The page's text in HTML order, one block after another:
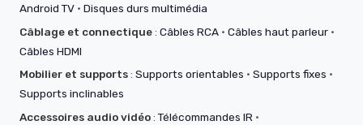
Android TV · Disques durs multimédia
Câblage et connectique: Câbles RCA · Câbles haut parleur ·
Câbles HDMI
Mobilier et supports: Supports orientables · Supports fixes ·
Supports inclinables
Accessoires audio vidéo:Télécommandes IR ·